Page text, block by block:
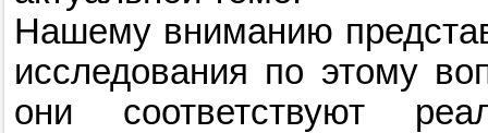
Нашему вниманию
исследования по этому
они соответствуют